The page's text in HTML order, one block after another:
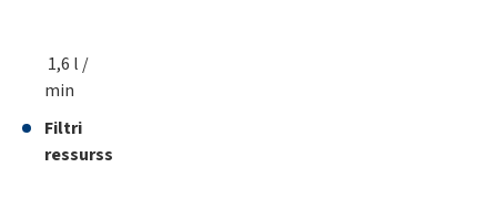
1,6 l /
min
Filtri
ressurss